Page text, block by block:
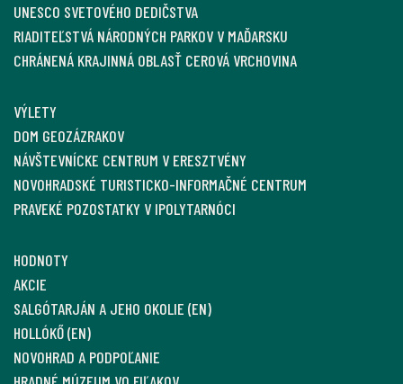
UNESCO SVETOVÉHO DEDIČSTVA
RIADITEĽSTVÁ NÁRODNÝCH PARKOV V MAĎARSKU
CHRÁNENÁ KRAJINNÁ OBLASŤ CEROVÁ VRCHOVINA
VÝLETY
DOM GEOZÁZRAKOV
NÁVŠTEVNÍCKE CENTRUM V ERESZTVÉNY
NOVOHRADSKÉ TURISTICKO-INFORMAČNÉ CENTRUM
PRAVEKÉ POZOSTATKY V IPOLYTARNÓCI
HODNOTY
AKCIE
SALGÓTARJÁN A JEHO OKOLIE (EN)
HOLLÓKŐ (EN)
NOVOHRAD A PODPOĽANIE